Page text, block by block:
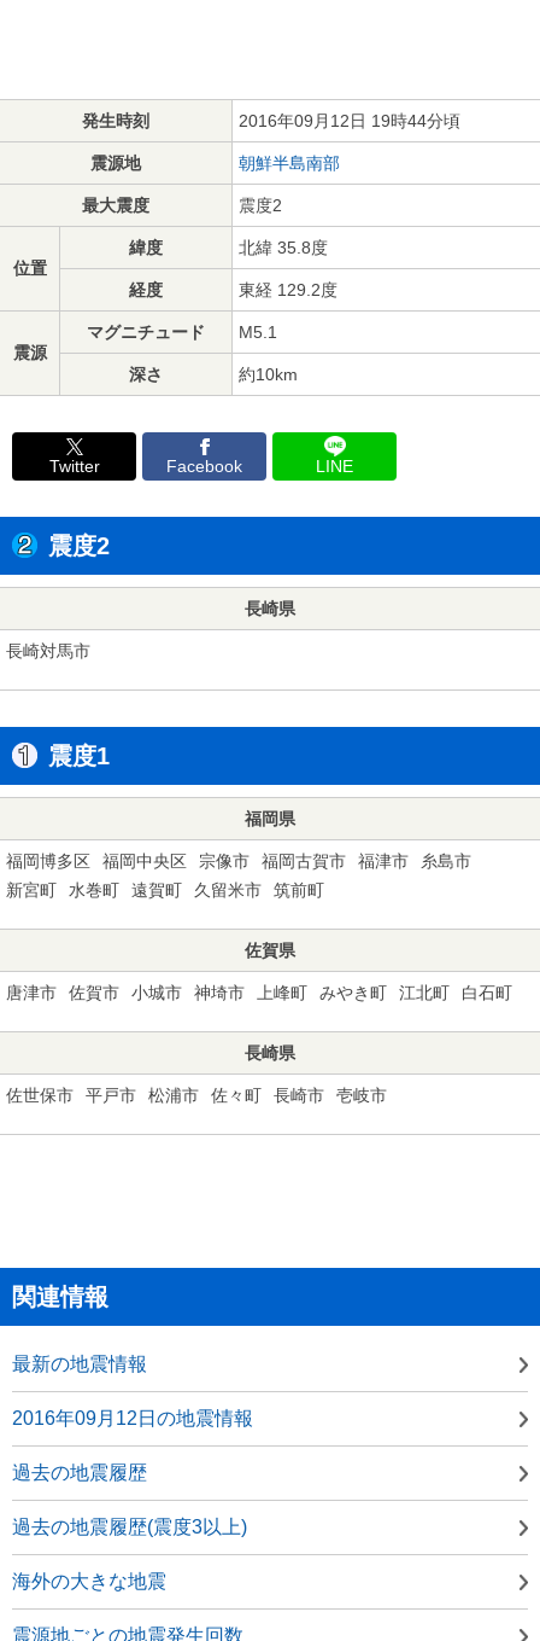
発生時刻 2016年09月12日 19時44分頃
震源地 朝鮮半島南部
最大震度 震度2
位置
緯度 北緯 35.8度
経度 東経 129.2度
震源
マグニチュード M5.1
深さ 約10km
Twitter Facebook LINE
震度2
長崎県
長崎対馬市
震度1
福岡県
福岡博多区 福岡中央区 宗像市 福岡古賀市 福津市
糸島市
新宮町
水巻町 遠賀町 久留米市 筑前町
佐賀県
唐津市 佐賀市 小城市 神埼市 上峰町 みやき町 江北町 白石町
長崎県
佐世保市 平戸市 松浦市 佐々町 長崎市 壱岐市
関連情報
最新の地震情報
2016年09月12日の地震情報
過去の地震履歴
過去の地震履歴(震度3以上)
海外の大きな地震
震源地ごとの地震発生回数